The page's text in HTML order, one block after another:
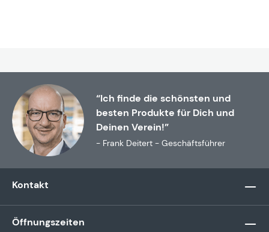
“Ich finde die schönsten und
besten Produkte für Dich und
Deinen Verein!”
- Frank Deitert - Geschäftsführer
Kontakt
Öffnungszeiten